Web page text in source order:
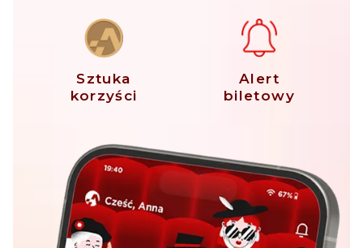
Sztuka
korzyści
Alert
biletowy